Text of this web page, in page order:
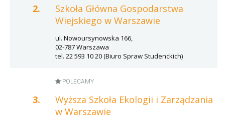
2.
Szkoła Główna Gospodarstwa
Wiejskiego w Warszawie
ul. Nowoursynowska 166,
02-787 Warszawa
tel. 22 593 10 20 (Biuro Spraw Studenckich)
POLECAMY
3.
Wyższa Szkoła Ekologii i Zarządzania
w Warszawie